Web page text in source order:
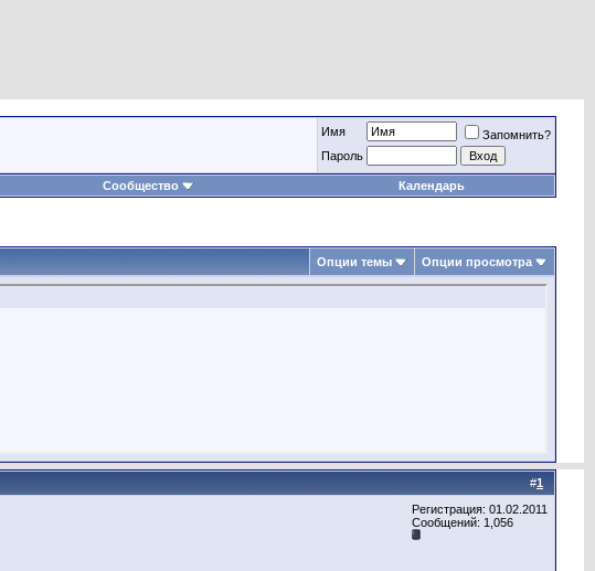
Имя
Запомнить?
Пароль
Сообщество Календарь
Опции темы Опции просмотра
#1
Регистрация: 01.02.2011
Сообщений: 1,056